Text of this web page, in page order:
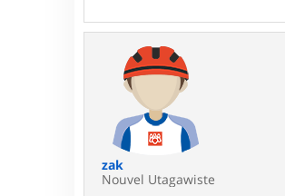
t
c
t
e
B
e
n
r
zak
Nouvel Utagawiste